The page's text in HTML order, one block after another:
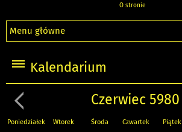
O stronie
Menu główne
Kalendarium
Czerwiec 5980
Poniedziałek Wtorek Środa Czwartek Piątek